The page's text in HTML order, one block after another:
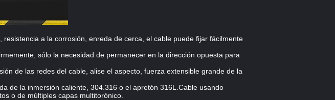
a la corrosión, enreda de cerca, el cable puede fijar fácilmente
sólo la necesidad de permanecer en la dirección opuesta para
de las redes del cable, alise el aspecto, fuerza extensible grande de la
de la inmersión caliente, 304.316 o el apretón 316L.Cable usando
o de múltiples capas multitorónico.